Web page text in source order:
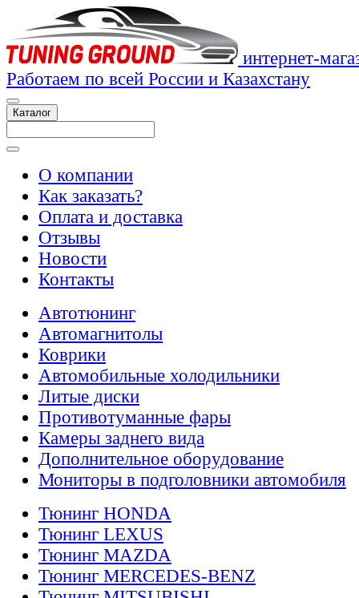
интернет-
Работаем по всей России и Казахстану
Каталог
О компании
Как заказать?
Оплата и доставка
Отзывы
Новости
Контакты
Автотюнинг
Автомагнитолы
Коврики
Автомобильные холодильники
Литые диски
Противотуманные фары
Камеры заднего вида
Дополнительное оборудование
Мониторы в подголовники автомобиля
Тюнинг HONDA
Тюнинг LEXUS
Тюнинг MAZDA
Тюнинг MERCEDES-BENZ